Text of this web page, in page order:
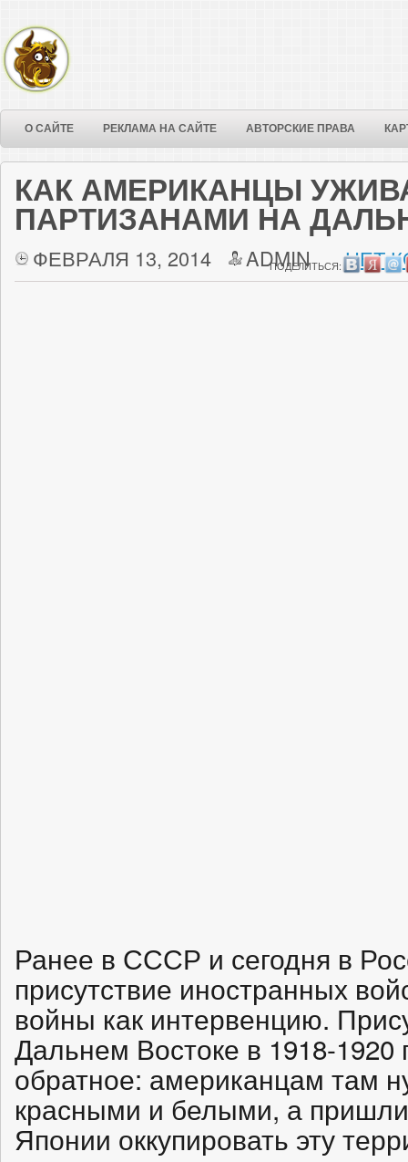
О САЙТЕ РЕКЛАМА НА САЙТЕ АВТОРСКИЕ ПРАВА
КАК АМЕРИКАНЦЫ
ПАРТИЗАНАМИ НА
ФЕВРАЛЯ 13, 2014 ADMIN НЕТ
ПОДЕЛИТЬСЯ:
Ранее в СССР и сегодня в
присутствие иностранных
войны как интервенцию.
Дальнем Востоке в 1918-1920
обратное: американцам там
красными и белыми, а
Японии оккупировать эту